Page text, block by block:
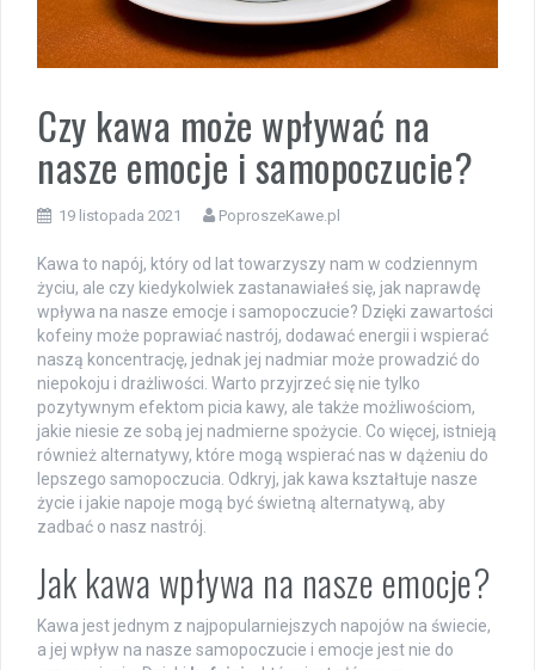
Czy kawa może wpływać na
nasze emocje i samopoczucie?
19 listopada 2021 PoproszeKawe.pl
Kawa to napój, który od lat towarzyszy nam w codziennym
życiu, ale czy kiedykolwiek zastanawiałeś się, jak naprawdę
wpływa na nasze emocje i samopoczucie? Dzięki zawartości
kofeiny może poprawiać nastrój, dodawać energii i wspierać
naszą koncentrację, jednak jej nadmiar może prowadzić do
niepokoju i drażliwości. Warto przyjrzeć się nie tylko
pozytywnym efektom picia kawy, ale także możliwościom,
jakie niesie ze sobą jej nadmierne spożycie. Co więcej, istnieją
również alternatywy, które mogą wspierać nas w dążeniu do
lepszego samopoczucia. Odkryj, jak kawa kształtuje nasze
życie i jakie napoje mogą być świetną alternatywą, aby
zadbać o nasz nastrój.
Jak kawa wpływa na nasze emocje?
Kawa jest jednym z najpopularniejszych napojów na świecie,
a jej wpływ na nasze samopoczucie i emocje jest nie do